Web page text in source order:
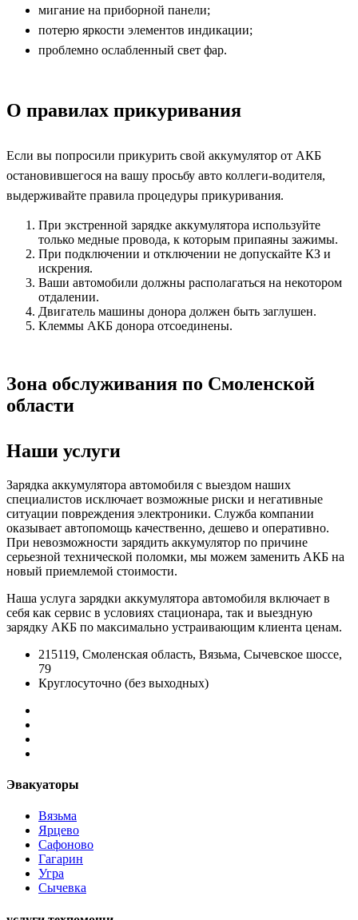
мигание на приборной панели;
потерю яркости элементов индикации;
проблемно ослабленный свет фар.
О правилах прикуривания
Если вы попросили прикурить свой аккумулятор от АКБ
остановившегося на вашу просьбу авто коллеги-водителя,
выдерживайте правила процедуры прикуривания.
При экстренной зарядке аккумулятора используйте
только медные провода, к которым припаяны зажимы.
При подключении и отключении не допускайте КЗ и
искрения.
Ваши автомобили должны располагаться на некотором
отдалении.
Двигатель машины донора должен быть заглушен.
Клеммы АКБ донора отсоединены.
Зона обслуживания по Смоленской
области
Наши услуги
Зарядка аккумулятора автомобиля с выездом наших
специалистов исключает возможные риски и негативные
ситуации повреждения электроники. Служба компании
оказывает автопомощь качественно, дешево и оперативно.
При невозможности зарядить аккумулятор по причине
серьезной технической поломки, мы можем заменить АКБ на
новый приемлемой стоимости.
Наша услуга зарядки аккумулятора автомобиля включает в
себя как сервис в условиях стационара, так и выездную
зарядку АКБ по максимально устраивающим клиента ценам.
215119, Смоленская область, Вязьма, Сычевское шоссе,
79
Круглосуточно (без выходных)
Эвакуаторы
Вязьма
Ярцево
Сафоново
Гагарин
Угра
Сычевка